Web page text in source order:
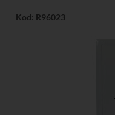
Kod: R96023